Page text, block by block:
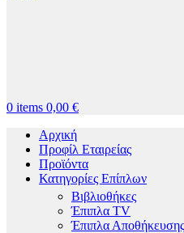
0 items 0,00 €
Αρχική
Προφίλ Εταιρείας
Προϊόντα
Κατηγορίες Επίπλων
Βιβλιοθήκες
Έπιπλα TV
Έπιπλα Αποθήκευσης